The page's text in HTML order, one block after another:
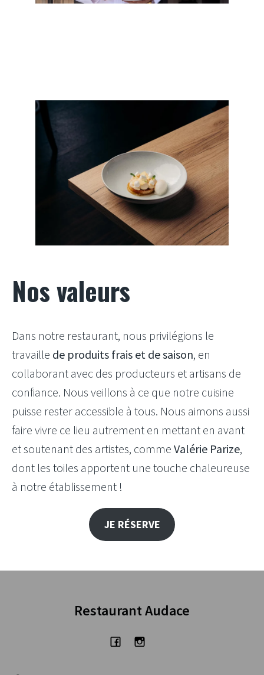
Nos valeurs
Dans notre restaurant, nous privilégions le
travaille de produits frais et de saison, en
collaborant avec des producteurs et artisans de
confiance. Nous veillons à ce que notre cuisine
puisse rester accessible à tous. Nous aimons aussi
faire vivre ce lieu autrement en mettant en avant
et soutenant des artistes, comme Valérie Parize,
dont les toiles apportent une touche chaleureuse
à notre établissement !
JE RÉSERVE
Restaurant Audace